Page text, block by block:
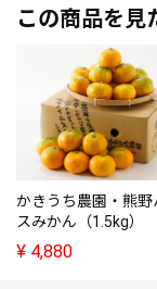
この商品を見
かきうち農園・熊野
スみかん（1.5kg）
¥ 4,880